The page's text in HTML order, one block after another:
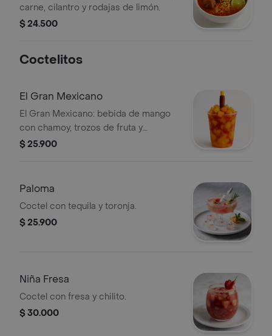
carne, cilantro y rodajas de limón.
$ 24.500
Coctelitos
El Gran Mexicano
El Gran Mexicano: bebida de mango
con chamoy, trozos de fruta y
tamarindo enchilado.
$ 25.900
Paloma
Coctel con tequila y toronja.
$ 25.900
Niña Fresa
Coctel con fresa y chilito.
$ 30.000